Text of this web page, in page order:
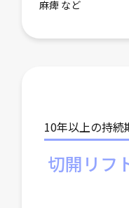
麻痺 など
10年以上の持続
切開リフ